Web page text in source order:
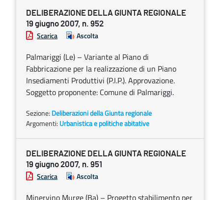
DELIBERAZIONE DELLA GIUNTA REGIONALE
19 giugno 2007, n. 952
Scarica Ascolta
Palmariggi (Le) – Variante al Piano di
Fabbricazione per la realizzazione di un Piano
Insediamenti Produttivi (P.I.P.). Approvazione.
Soggetto proponente: Comune di Palmariggi.
Sezione: Deliberazioni della Giunta regionale
Argomenti: Urbanistica e politiche abitative
DELIBERAZIONE DELLA GIUNTA REGIONALE
19 giugno 2007, n. 951
Scarica Ascolta
Minervino Murge (Ba) – Progetto stabilimento per